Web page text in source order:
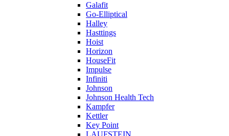
Galafit
Go-Elliptical
Halley
Hasttings
Hoist
Horizon
HouseFit
Impulse
Infiniti
Johnson
Johnson Health Tech
Kampfer
Kettler
Key Point
LAUFSTEIN